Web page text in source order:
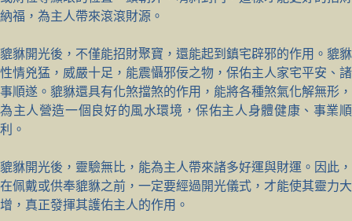
納福，為主人帶來滾滾財源。
貔貅開光後，不僅能招財聚寶，還能起到鎮宅辟邪的作用。貔貅
性情兇猛，威嚴十足，能震懾邪佞之物，保佑主人家宅平安、諸
事順遂。貔貅還具有化煞擋煞的作用，能將各種煞氣化解無形，
為主人營造一個良好的風水環境，保佑主人身體健康、事業順
利。
貔貅開光後，靈驗無比，能為主人帶來諸多好運與財運。因此，
在佩戴或供奉貔貅之前，一定要經過開光儀式，才能使其靈力大
增，真正發揮其護佑主人的作用。